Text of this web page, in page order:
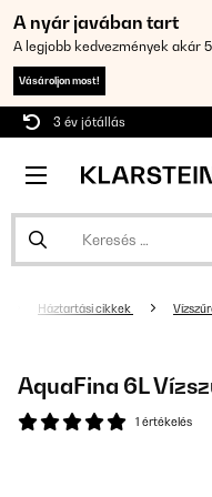
A nyár javában tart
A legjobb kedvezmények akár
Vásároljon most!
3 év jótállás
Háztartási cikkek
AquaFina 6L
1 értékelés